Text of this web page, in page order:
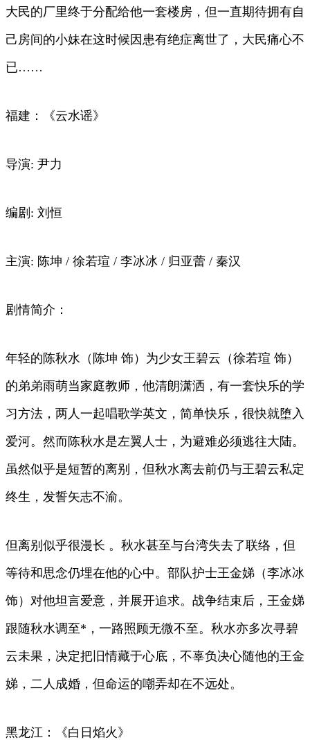
大民的厂里终于分配给他一套楼房，但一直期待拥有自
己房间的小妹在这时候因患有绝症离世了，大民痛心不
已……
福建：《云水谣》
导演: 尹力
编剧: 刘恒
主演: 陈坤 / 徐若瑄 / 李冰冰 / 归亚蕾 / 秦汉
剧情简介：
年轻的陈秋水（陈坤 饰）为少女王碧云（徐若瑄 饰）
的弟弟雨萌当家庭教师，他清朗潇洒，有一套快乐的学
习方法，两人一起唱歌学英文，简单快乐，很快就堕入
爱河。然而陈秋水是左翼人士，为避难必须逃往大陆。
虽然似乎是短暂的离别，但秋水离去前仍与王碧云私定
终生，发誓矢志不渝。
但离别似乎很漫长 。秋水甚至与台湾失去了联络，但
等待和思念仍埋在他的心中。部队护士王金娣（李冰冰
饰）对他坦言爱意，并展开追求。战争结束后，王金娣
跟随秋水调至*，一路照顾无微不至。秋水亦多次寻碧
云未果，决定把旧情藏于心底，不辜负决心随他的王金
娣，二人成婚，但命运的嘲弄却在不远处。
黑龙江：《白日焰火》